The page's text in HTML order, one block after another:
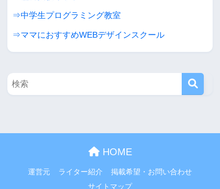
⇒中学生プログラミング教室
⇒ママにおすすめWEBデザインスクール
HOME
運営元 ライター紹介
掲載希望・お問い合わせ
サイトマップ